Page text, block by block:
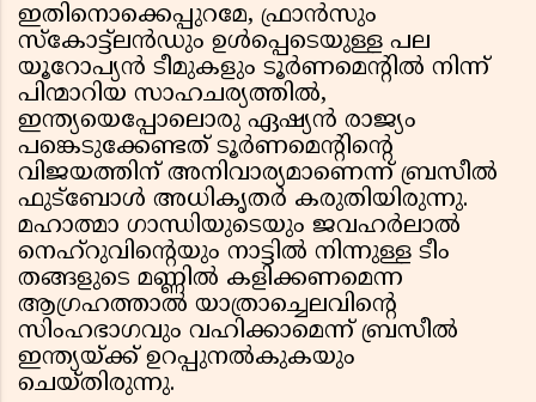
ഇതിനൊക്കെപ്പുറമേ, ഫ്രാൻസും
സ്കോട്ട്‌ലൻഡും ഉൾപ്പെടെയുള്ള പല
യൂറോപ്യൻ ടീമുകളും ടൂർണമെന്റിൽ നിന്ന്
പിന്മാറിയ സാഹചര്യത്തിൽ,
ഇന്ത്യയെപ്പോലൊരു ഏഷ്യൻ രാജ്യം
പങ്കെടുക്കേണ്ടത് ടൂർണമെന്റിന്റെ
വിജയത്തിന് അനിവാര്യമാണെന്ന് ബ്രസീൽ
ഫുട്ബോൾ അധികൃതർ കരുതിയിരുന്നു.
മഹാത്മാ ഗാന്ധിയുടെയും ജവഹർലാൽ
നെഹ്റുവിന്റെയും നാട്ടിൽ നിന്നുള്ള ടീം
തങ്ങളുടെ മണ്ണിൽ കളിക്കണമെന്ന
ആഗ്രഹത്താൽ യാത്രാച്ചെലവിന്റെ
സിംഹഭാഗവും വഹിക്കാമെന്ന് ബ്രസീൽ
ഇന്ത്യയ്ക്ക് ഉറപ്പുനൽകുകയും
ചെയ്തിരുന്നു.